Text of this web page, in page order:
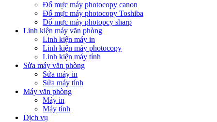
Đổ mực máy photocopy canon
Đổ mực máy photocopy Toshiba
Đổ mực máy photopcy sharp
Linh kiện máy văn phòng
Linh kiện máy in
Linh kiện máy photocopy
Linh kiện máy tính
Sửa máy văn phòng
Sửa máy in
Sửa máy tính
Máy văn phòng
Máy in
Máy tính
Dịch vụ